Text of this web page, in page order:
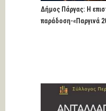
Δήμος Πάργας: Η
παράδοση-«Παργινά